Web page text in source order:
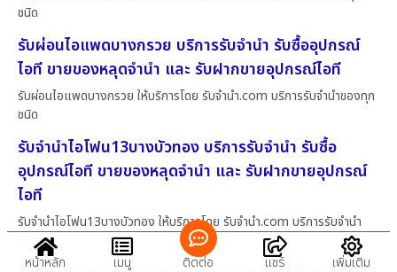
ชนิด
รับผ่อนไอแพดบางกรวย บริการรับจำนำ รับซื้ออุปกรณ์
ไอที ขายของหลุดจำนำ และ รับฝากขายอุปกรณ์ไอที
รับผ่อนไอแพดบางกรวย ให้บริการโดย รับจํานํา.com บริการรับจำนำของทุก
ชนิด
รับจำนำไอโฟน13บางบัวทอง บริการรับจำนำ รับซื้อ
อุปกรณ์ไอที ขายของหลุดจำนำ และ รับฝากขายอุปกรณ์
ไอที
รับจำนำไอโฟน13บางบัวทอง ให้บริการโดย รับจํานํา.com บริการรับจำนำ
ของทุก
หน้าหลัก เมนู ติดต่อ แชร์ เพิ่มเติม